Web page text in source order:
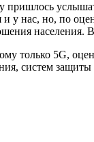
и у нас, но, по
населения.
только 5G,
систем